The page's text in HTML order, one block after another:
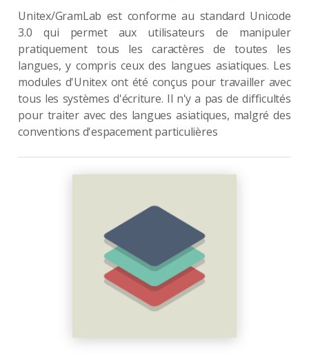
Unitex/GramLab est conforme au standard Unicode
3.0 qui permet aux utilisateurs de manipuler
pratiquement tous les caractères de toutes les
langues, y compris ceux des langues asiatiques. Les
modules d'Unitex ont été conçus pour travailler avec
tous les systèmes d'écriture. Il n'y a pas de difficultés
pour traiter avec des langues asiatiques, malgré des
conventions d'espacement particulières